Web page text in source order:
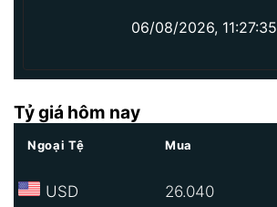
06/08/2026, 11:27:35
Tỷ giá hôm nay
Ngoại Tệ Mua
USD 26.040